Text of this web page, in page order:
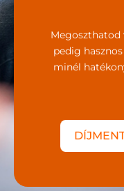
Megoszthatod
pedig
minél